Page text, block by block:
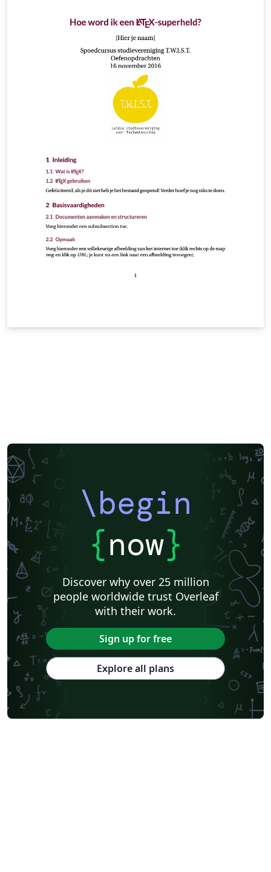
\begin
{now}
Discover why over 25 million
people worldwide trust Overleaf
with their work.
Sign up for free
Explore all plans